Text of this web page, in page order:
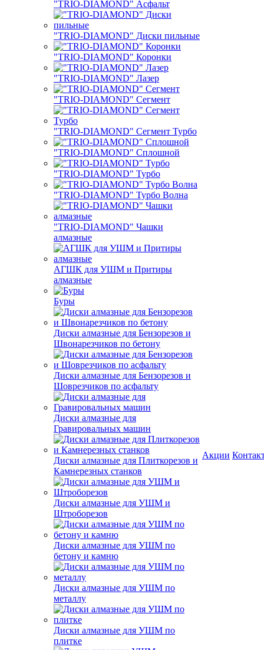
"TRIO-DIAMOND" Асфальт
"TRIO-DIAMOND" Диски пильные
"TRIO-DIAMOND" Коронки
"TRIO-DIAMOND" Лазер
"TRIO-DIAMOND" Сегмент
"TRIO-DIAMOND" Сегмент Турбо
"TRIO-DIAMOND" Сплошной
"TRIO-DIAMOND" Турбо
"TRIO-DIAMOND" Турбо Волна
"TRIO-DIAMOND" Чашки
алмазные
АГШК для УШМ и Притиры
алмазные
Буры
Диски алмазные для Бензорезов и
Швонарезчиков по бетону
Диски алмазные для Бензорезов и
Шоврезчиков по асфальту
Диски алмазные для
Гравировальных машин
Диски алмазные для Плиткорезов и
Камнерезных станков
Диски алмазные для УШМ и
Штроборезов
Диски алмазные для УШМ по
бетону и камню
Диски алмазные для УШМ по
металлу
Диски алмазные для УШМ по
плитке
Акции